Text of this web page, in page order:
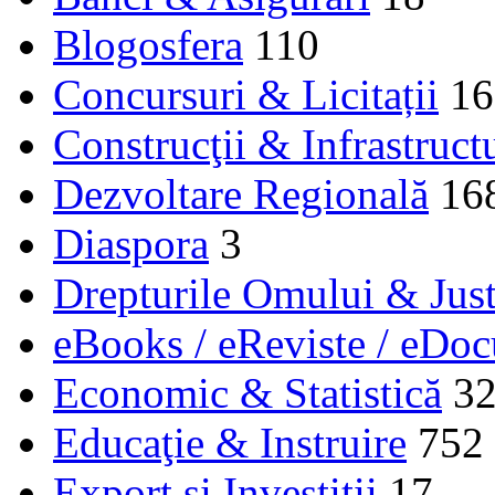
Blogosfera 110
Concursuri & Licitații 16
Construcţii &
Dezvoltare Regională
Diaspora 3
Drepturile Omului &
eBooks / eReviste /
Economic & Statistică
Educaţie & Instruire 752